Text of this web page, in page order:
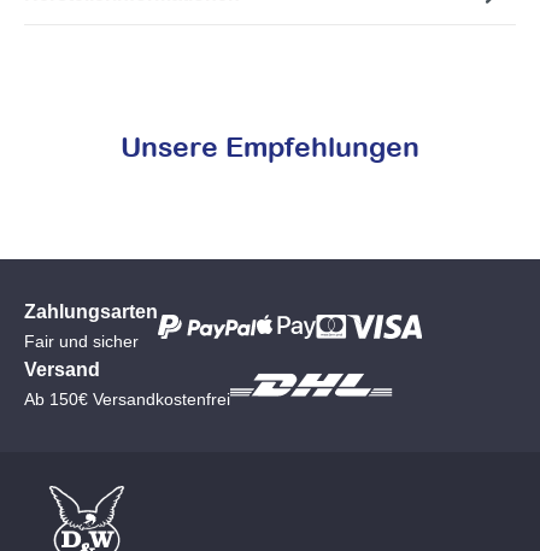
Unsere Empfehlungen
Zahlungsarten
Fair und sicher
Versand
Ab 150€ Versandkostenfrei